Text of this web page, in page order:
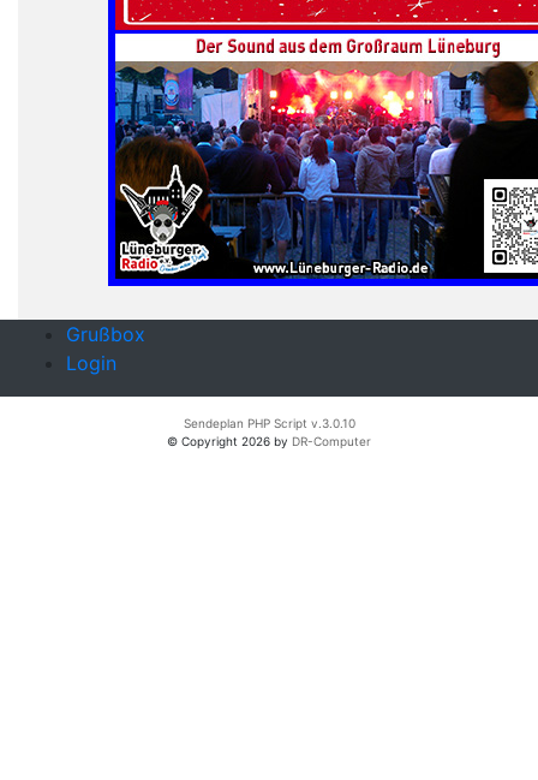
Grußbox
Login
Sendeplan PHP Script v.3.0.10
© Copyright 2026 by DR-Computer